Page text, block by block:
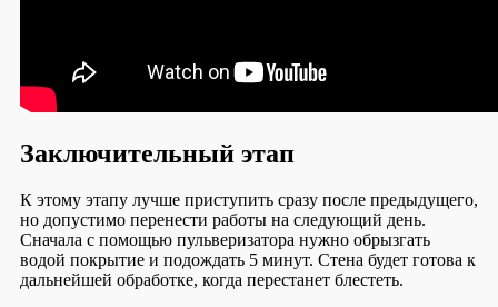
Заключительный этап
К этому этапу лучше приступить сразу после предыдущего,
но допустимо перенести работы на следующий день.
Сначала с помощью пульверизатора нужно обрызгать
водой покрытие и подождать 5 минут. Стена будет готова к
дальнейшей обработке, когда перестанет блестеть.